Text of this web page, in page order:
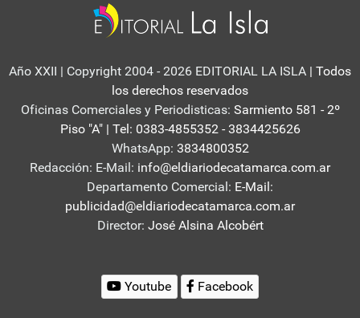
Año XXII | Copyright 2004 - 2026 EDITORIAL LA ISLA | Todos
los derechos reservados
Oficinas Comerciales y Periodisticas: Sarmiento 581 - 2º
Piso "A" | Tel: 0383-4855352 - 3834425626
WhatsApp: 3834800352
Redacción: E-Mail: info@eldiariodecatamarca.com.ar
Departamento Comercial: E-Mail:
publicidad@eldiariodecatamarca.com.ar
Director: José Alsina Alcobért
Youtube Facebook